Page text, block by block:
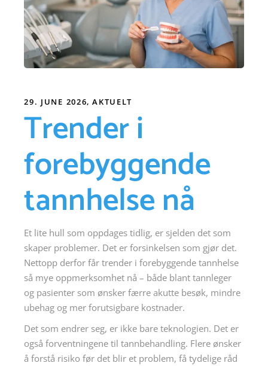
29. JUNE 2026 AKTUELT
Trender i
forebyggende
tannhelse nå
Et lite hull som oppdages tidlig, er sjelden det som
skaper problemer. Det er forsinkelsen som gjør det.
Nettopp derfor får trender i forebyggende tannhelse
så mye oppmerksomhet nå – både blant tannleger
og pasienter som ønsker færre akutte besøk, mindre
ubehag og mer forutsigbare kostnader.
Det som endrer seg, er ikke bare teknologien. Det er
også forventningene til tannbehandling. Flere ønsker
å forstå risiko før det blir et problem, få tydelige råd